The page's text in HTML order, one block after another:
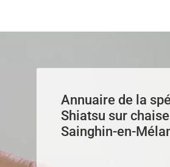
Annuaire de la
Shiatsu sur
Sainghin-en-